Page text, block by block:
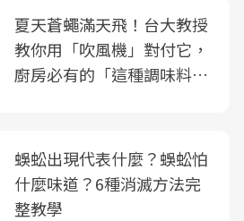
夏天蒼蠅滿天飛！台大教授
教你用「吹風機」對付它，
廚房必有的「這種調味料」
蜈蚣出現代表什麼？蜈蚣怕
什麼味道？6種消滅方法完
整教學